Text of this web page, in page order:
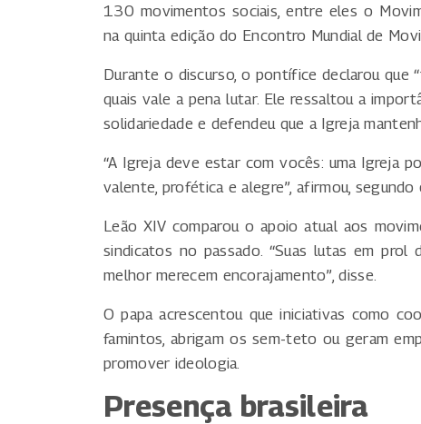
130 movimentos sociais, entre eles o
na quinta edição do Encontro Mundial de
Durante o discurso, o pontífice declarou
quais vale a pena lutar. Ele ressaltou a
solidariedade e defendeu que a Igreja
“A Igreja deve estar com vocês: uma Igreja
valente, profética e alegre”, afirmou, segundo
Leão XIV comparou o apoio atual aos
sindicatos no passado. “Suas lutas em
melhor merecem encorajamento”, disse.
O papa acrescentou que iniciativas como
famintos, abrigam os sem-teto ou geram
promover ideologia.
Presença brasileira